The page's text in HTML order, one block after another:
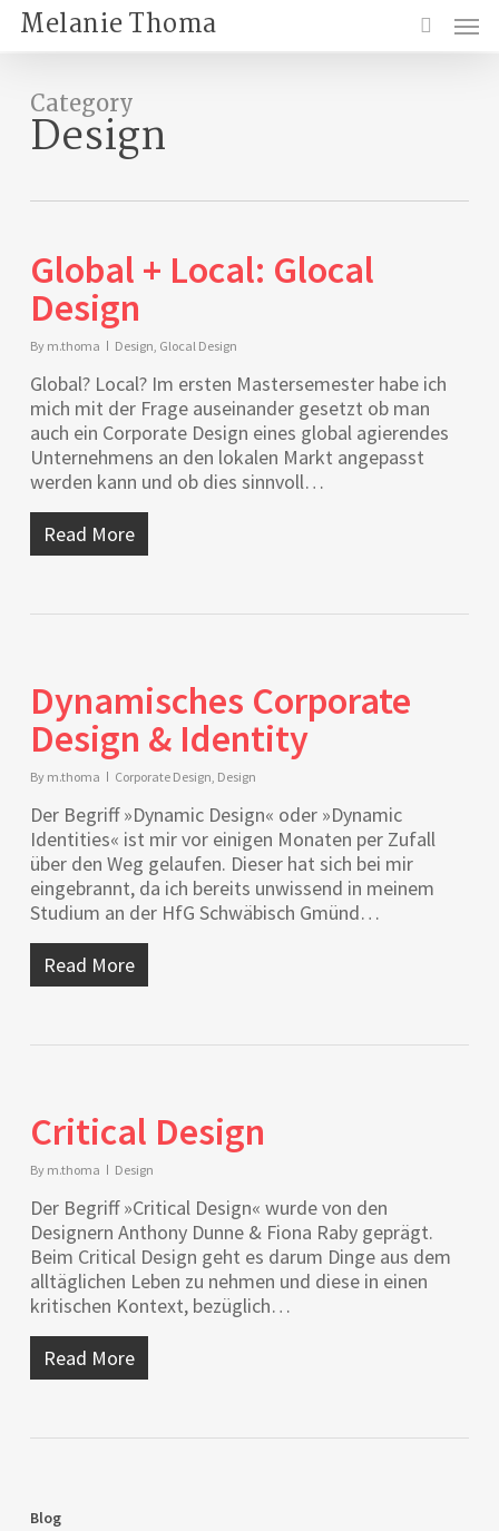
Skip
main
Melanie Thoma
search
Menu
Category
Design
Global + Local: Glocal
Design
By m.thoma Design, Glocal Design
Global? Local? Im ersten Mastersemester habe ich
mich mit der Frage auseinander gesetzt ob man
auch ein Corporate Design eines global agierendes
Unternehmens an den lokalen Markt angepasst
werden kann und ob dies sinnvoll…
Read More
Dynamisches Corporate
Design & Identity
By m.thoma Corporate Design, Design
Der Begriff »Dynamic Design« oder »Dynamic
Identities« ist mir vor einigen Monaten per Zufall
über den Weg gelaufen. Dieser hat sich bei mir
eingebrannt, da ich bereits unwissend in meinem
Studium an der HfG Schwäbisch Gmünd…
Read More
Critical Design
By m.thoma Design
Der Begriff »Critical Design« wurde von den
Designern Anthony Dunne & Fiona Raby geprägt.
Beim Critical Design geht es darum Dinge aus dem
alltäglichen Leben zu nehmen und diese in einen
kritischen Kontext, bezüglich…
Read More
Blog